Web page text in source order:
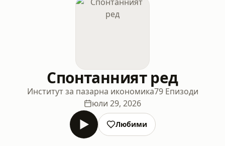
Спонтанният ред
Институт за пазарна икономика79 Епизоди
юли 29, 2026
Любими